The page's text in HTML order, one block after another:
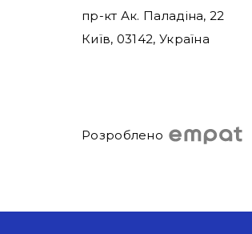
пр-кт Ак. Паладіна, 22
Київ, 03142, Україна
Розроблено